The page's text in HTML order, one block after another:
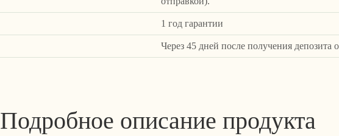
1 год гарантии
Через 45 дней после получения депозита
Подробное описание продукта